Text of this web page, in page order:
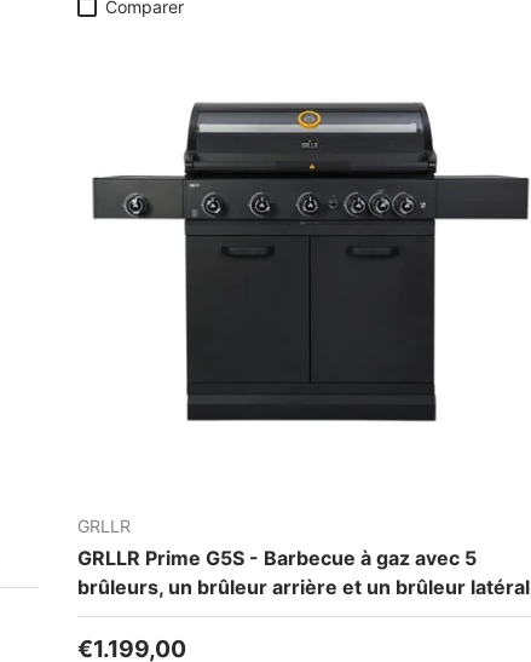
Comparer
GRLLR
GRLLR Prime G5S - Barbecue à gaz avec 5
brûleurs, un brûleur arrière et un brûleur latéral
Prix habituel
€1.199,00